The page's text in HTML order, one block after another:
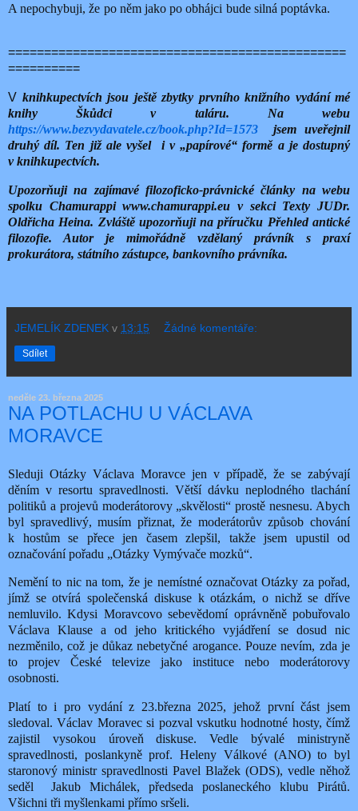
A nepochybuji, že po něm jako po obhájci bude silná poptávka.
===============================================
==========
V knihkupectvích jsou ještě zbytky prvního knižního vydání mé
knihy Škůdci v taláru. Na webu
https://www.bezvydavatele.cz/book.php?Id=1573 jsem uveřejnil
druhý díl. Ten již ale vyšel i v „papírové“ formě a je dostupný
v knihkupectvích.
Upozorňuji na zajímavé filozoficko-právnické články na webu
spolku Chamurappi www.chamurappi.eu v sekci Texty JUDr.
Oldřicha Heina. Zvláště upozorňuji na příručku Přehled antické
filozofie. Autor je mimořádně vzdělaný právník s praxí
prokurátora, státního zástupce, bankovního právníka.
JEMELÍK ZDENEK v 13:15 Žádné komentáře:
Sdílet
neděle 23. března 2025
NA POTLACHU U VÁCLAVA
MORAVCE
Sleduji Otázky Václava Moravce jen v případě, že se zabývají
děním v resortu spravedlnosti. Větší dávku neplodného tlachání
politiků a projevů moderátorovy „skvělosti“ prostě nesnesu. Abych
byl spravedlivý, musím přiznat, že moderátorův způsob chování
k hostům se přece jen časem zlepšil, takže jsem upustil od
označování pořadu „Otázky Vymývače mozků“.
Nemění to nic na tom, že je nemístné označovat Otázky za pořad,
jímž se otvírá společenská diskuse k otázkám, o nichž se dříve
nemluvilo. Kdysi Moravcovo sebevědomí oprávněně pobuřovalo
Václava Klause a od jeho kritického vyjádření se dosud nic
nezměnilo, což je důkaz nebetyčné arogance. Pouze nevím, zda je
to projev České televize jako instituce nebo moderátorovy
osobnosti.
Platí to i pro vydání z 23.března 2025, jehož první část jsem
sledoval. Václav Moravec si pozval vskutku hodnotné hosty, čímž
zajistil vysokou úroveň diskuse. Vedle bývalé ministryně
spravedlnosti, poslankyně prof. Heleny Válkové (ANO) to byl
staronový ministr spravedlnosti Pavel Blažek (ODS), vedle něhož
seděl Jakub Michálek, předseda poslaneckého klubu Pirátů.
Všichni tři myšlenkami přímo sršeli.